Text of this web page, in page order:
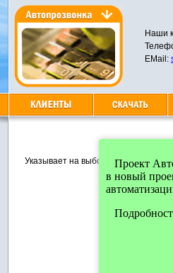
Наши
EMail:
Указывает на выборку всех полей
Проект
в новый